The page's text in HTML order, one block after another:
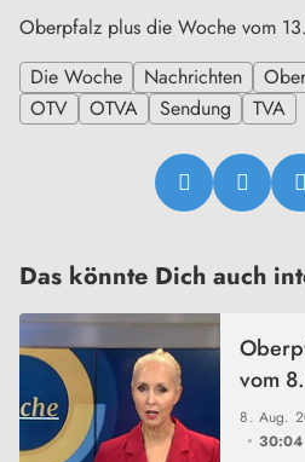
Oberpfalz plus die Woche vom
Die Woche
Nachrichten
OTV
OTVA Sendung TVA
Das könnte Dich auch
8. Aug.
vom